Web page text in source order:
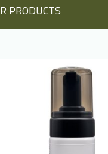
PRODUCTS